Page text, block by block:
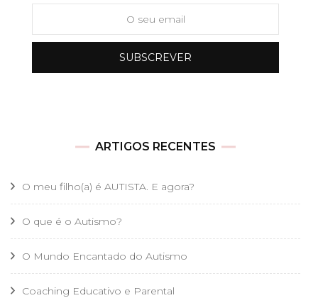
ARTIGOS RECENTES
O meu filho(a) é AUTISTA. E agora?
O que é o Autismo?
O Mundo Encantado do Autismo
Coaching Educativo e Parental